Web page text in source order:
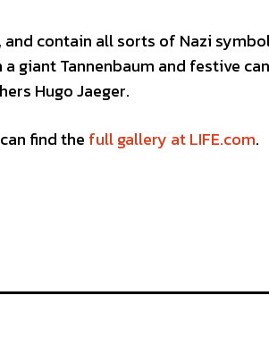
contain all sorts of Nazi
giant Tannenbaum and festive
Hugo Jaeger.
find the full gallery at LIFE.com.